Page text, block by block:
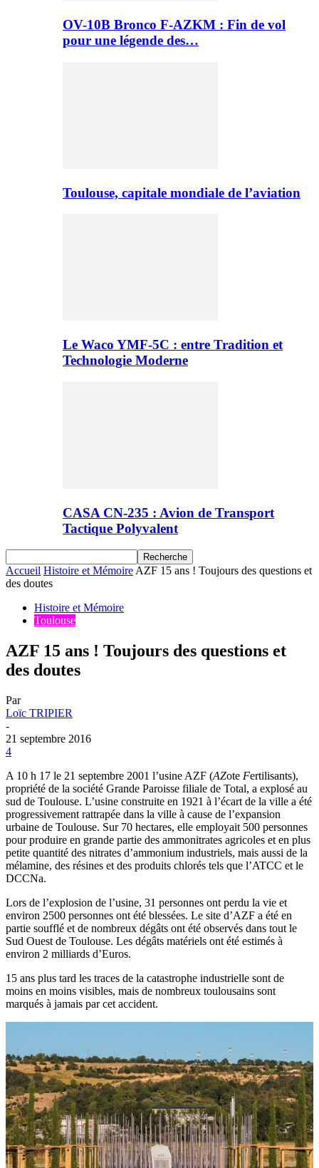
OV-10B Bronco F-AZKM : Fin de vol
pour une légende des…
Toulouse, capitale mondiale de l’aviation
Le Waco YMF-5C : entre Tradition et
Technologie Moderne
CASA CN-235 : Avion de Transport
Tactique Polyvalent
Accueil Histoire et Mémoire AZF 15 ans ! Toujours des questions et
des doutes
Histoire et Mémoire
Toulouse
AZF 15 ans ! Toujours des questions et
des doutes
Par
Loïc TRIPIER
-
21 septembre 2016
4
A 10 h 17 le 21 septembre 2001 l’usine AZF (AZote Fertilisants),
propriété de la société Grande Paroisse filiale de Total, a explosé au
sud de Toulouse. L’usine construite en 1921 à l’écart de la ville a été
progressivement rattrapée dans la ville à cause de l’expansion
urbaine de Toulouse. Sur 70 hectares, elle employait 500 personnes
pour produire en grande partie des ammonitrates agricoles et en plus
petite quantité des nitrates d’ammonium industriels, mais aussi de la
mélamine, des résines et des produits chlorés tels que l’ATCC et le
DCCNa.
Lors de l’explosion de l’usine, 31 personnes ont perdu la vie et
environ 2500 personnes ont été blessées. Le site d’AZF a été en
partie soufflé et de nombreux dégâts ont été observés dans tout le
Sud Ouest de Toulouse. Les dégâts matériels ont été estimés à
environ 2 milliards d’Euros.
15 ans plus tard les traces de la catastrophe industrielle sont de
moins en moins visibles, mais de nombreux toulousains sont
marqués à jamais par cet accident.